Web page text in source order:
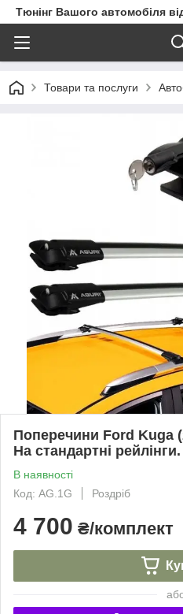
Тюнінг Вашого автомобіля
Товари та послуги
Поперечини Ford Kuga
На стандартні рейлінги.
В наявності
Код: AG.1G
Роздріб
4 700 ₴/комплект